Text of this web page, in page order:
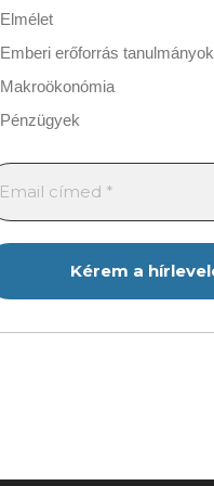
Elmélet
Emberi erőforrás tanulmányok
Makroökonómia
Pénzügyek